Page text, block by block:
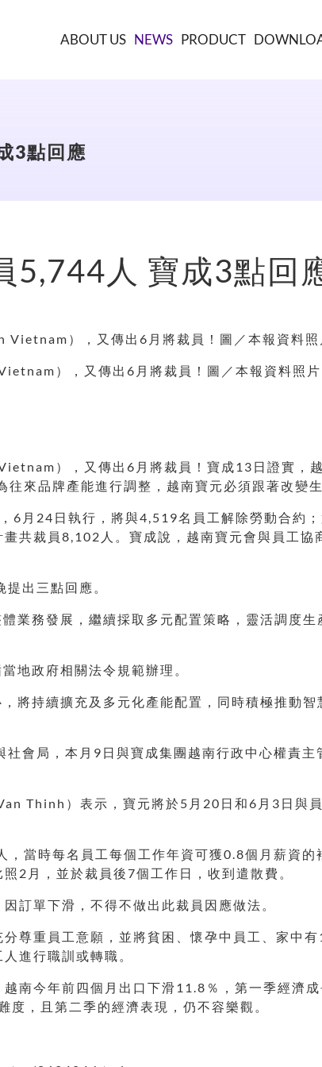
ABOUT US NEWS PRODUCT
3點回應
5,744人 寶成3點回
），又傳出6月將裁員！圖／本報資料照片
），又傳出6月將裁員！寶成13日證實，
來品牌產能進行調整，越南寶元必須跟著改變
6月24日執行，將與4,519名員工解除勞動合約
共裁員8,102人。寶成說，越南寶元會與員工
出三點回應。
業務發展，繼續採取多元配置策略，靈活調度
地政府相關法令規範辦理。
將持續擴充及多元化產能配置，同時積極推動
會局，本月9日與寶成集團越南行政中心權責
Thinh）表示，寶元將於5月20日和6月3日與
當時每名員工每個工作年資可獲0.8個月薪資
2月，並於裁員後7個工作日，收到遣散費。
訂單下滑，不得不做出此裁員因應做法。
尊重員工意願，並將貧困、懷孕中員工、家中
進行職訓或轉職。
南今年前四個月出口下滑11.8％，第一季經濟
，且第二季的經濟表現，仍不容樂觀。